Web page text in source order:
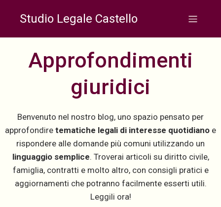
Studio Legale Castello
Approfondimenti
giuridici
Benvenuto nel nostro blog, uno spazio pensato per
approfondire tematiche legali di interesse quotidiano e
rispondere alle domande più comuni utilizzando un
linguaggio semplice. Troverai articoli su diritto civile,
famiglia, contratti e molto altro, con consigli pratici e
aggiornamenti che potranno facilmente esserti utili.
Leggili ora!